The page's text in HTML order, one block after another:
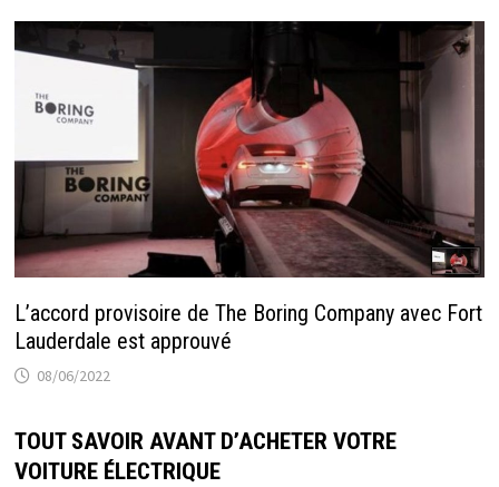
L’accord provisoire de The Boring Company avec Fort
Lauderdale est approuvé
08/06/2022
TOUT SAVOIR AVANT D’ACHETER VOTRE
VOITURE ÉLECTRIQUE